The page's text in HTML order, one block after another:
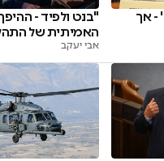
- אך
"בנט ולפיד -
האמיתית של
אבי יעקב